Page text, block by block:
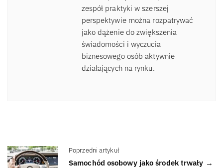
zespół praktyki w szerszej
perspektywie można rozpatrywać
jako dążenie do zwiększenia
świadomości i wyczucia
biznesowego osób aktywnie
działających na rynku.
Poprzedni artykuł
Samochód osobowy jako środek trwały →